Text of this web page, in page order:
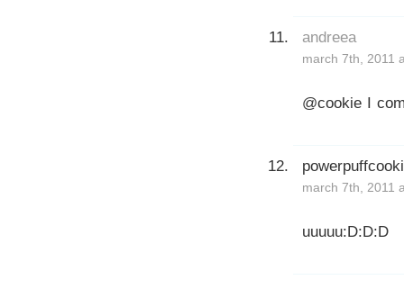
andreea
march 7th, 2011
@cookie I
march 7th, 2011
uuuuu:D:D:D